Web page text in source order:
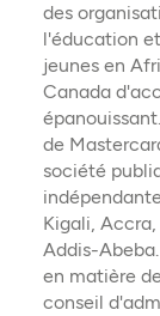
des
l'éducation
jeunes en
Canada
de
société
Kigali,
Addis-
en matière
conseil